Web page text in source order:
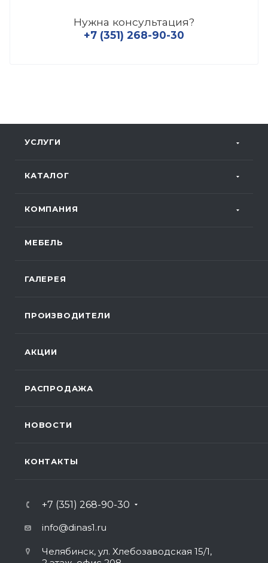
Нужна консультация?
+7 (351) 268-90-30
УСЛУГИ
КАТАЛОГ
КОМПАНИЯ
МЕБЕЛЬ
ГАЛЕРЕЯ
ПРОИЗВОДИТЕЛИ
АКЦИИ
РАСПРОДАЖА
НОВОСТИ
КОНТАКТЫ
+7 (351) 268-90-30
info@dinas1.ru
Челябинск, ул. Хлебозаводская 15/1,